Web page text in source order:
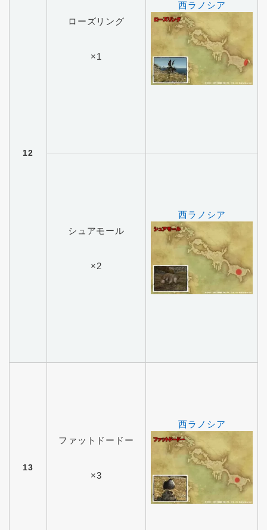
12
ローズリング
×1
西ラノシア
シュアモール
×2
西ラノシア
13
ファットドードー
×3
西ラノシア